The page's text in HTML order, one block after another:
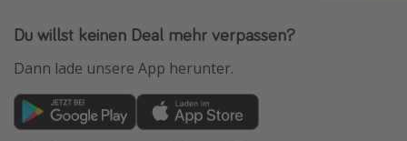
Du willst keinen Deal mehr verpassen?
Dann lade unsere App herunter.